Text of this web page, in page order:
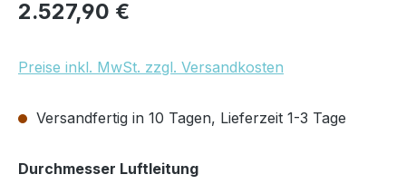
Regulärer Preis:
2.527,90 €
Preise inkl. MwSt. zzgl. Versandkosten
Versandfertig in 10 Tagen, Lieferzeit 1-3 Tage
Durchmesser Luftleitungauswählen